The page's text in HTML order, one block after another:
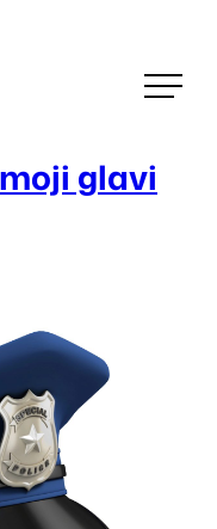
glavi